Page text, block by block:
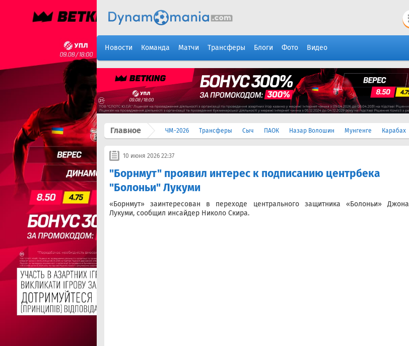
Новости Команда Матчи Трансферы Блоги Фото Видео
Главное ЧМ-2026 Трансферы Сыч ПАОК Назар Волошин Мунгенге Карабах
10 июня 2026 22:37
"Борнмут" проявил интерес к подписанию центрбека
"Болоньи" Лукуми
«Борнмут» заинтересован в переходе центрального защитника «Болоньи» Джона
Лукуми, сообщил инсайдер Николо Скира.